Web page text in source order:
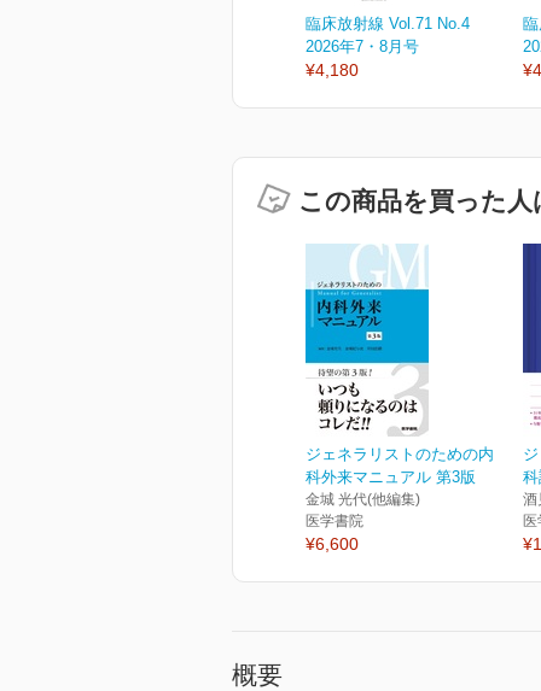
臨床放射線 Vol.71 No.4
2026年7・8月号
¥4,180
この商品を買った
ジェネラリストのための内
科外来マニュアル 第3版
金城 光代(他編集)
医学書院
¥6,600
酒
概要